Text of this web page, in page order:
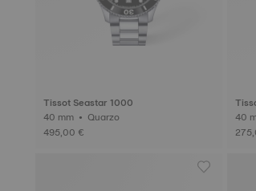
Tissot Seastar 1000
40 mm • Quarzo
495,00 €